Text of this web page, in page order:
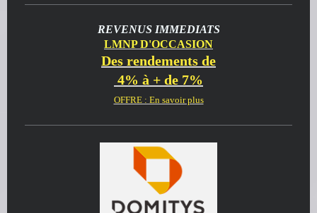
REVENUS IMMEDIATS
LMNP D'OCCASION
Des rendements de
4% à + de 7%
OFFRE : En savoir plus